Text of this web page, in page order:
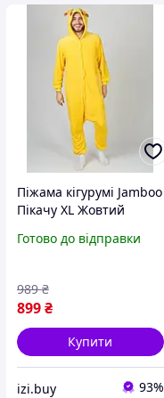
Піжама кігурумі Jamboo
Пікачу XL Жовтий
Готово до відправки
899 ₴
989 ₴
Купити
izi.buy 93%